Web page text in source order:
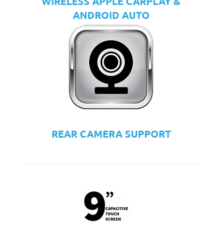
ANDROID AUTO
REAR CAMERA SUPPORT